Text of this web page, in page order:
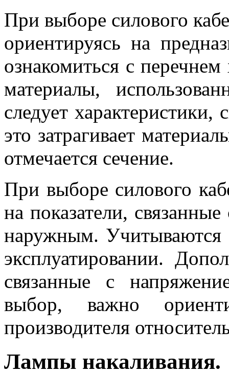
При выборе силового
ориентируясь на
ознакомиться с перечнем
материалы,
следует
это затрагивает
отмечается сечение.
При выборе силового
на показатели,
наружным. Учитываются
эксплуатировании.
связанные с
выбор, важно
производителя
Лампы накаливания.